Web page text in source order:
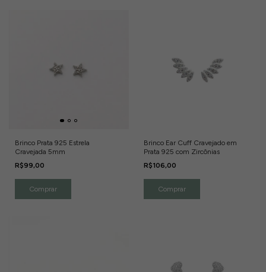
Brinco Prata 925 Estrela
Cravejada 5mm
R$99,00
Brinco Ear Cuff Cravejado em
Prata 925 com Zircônias
R$106,00